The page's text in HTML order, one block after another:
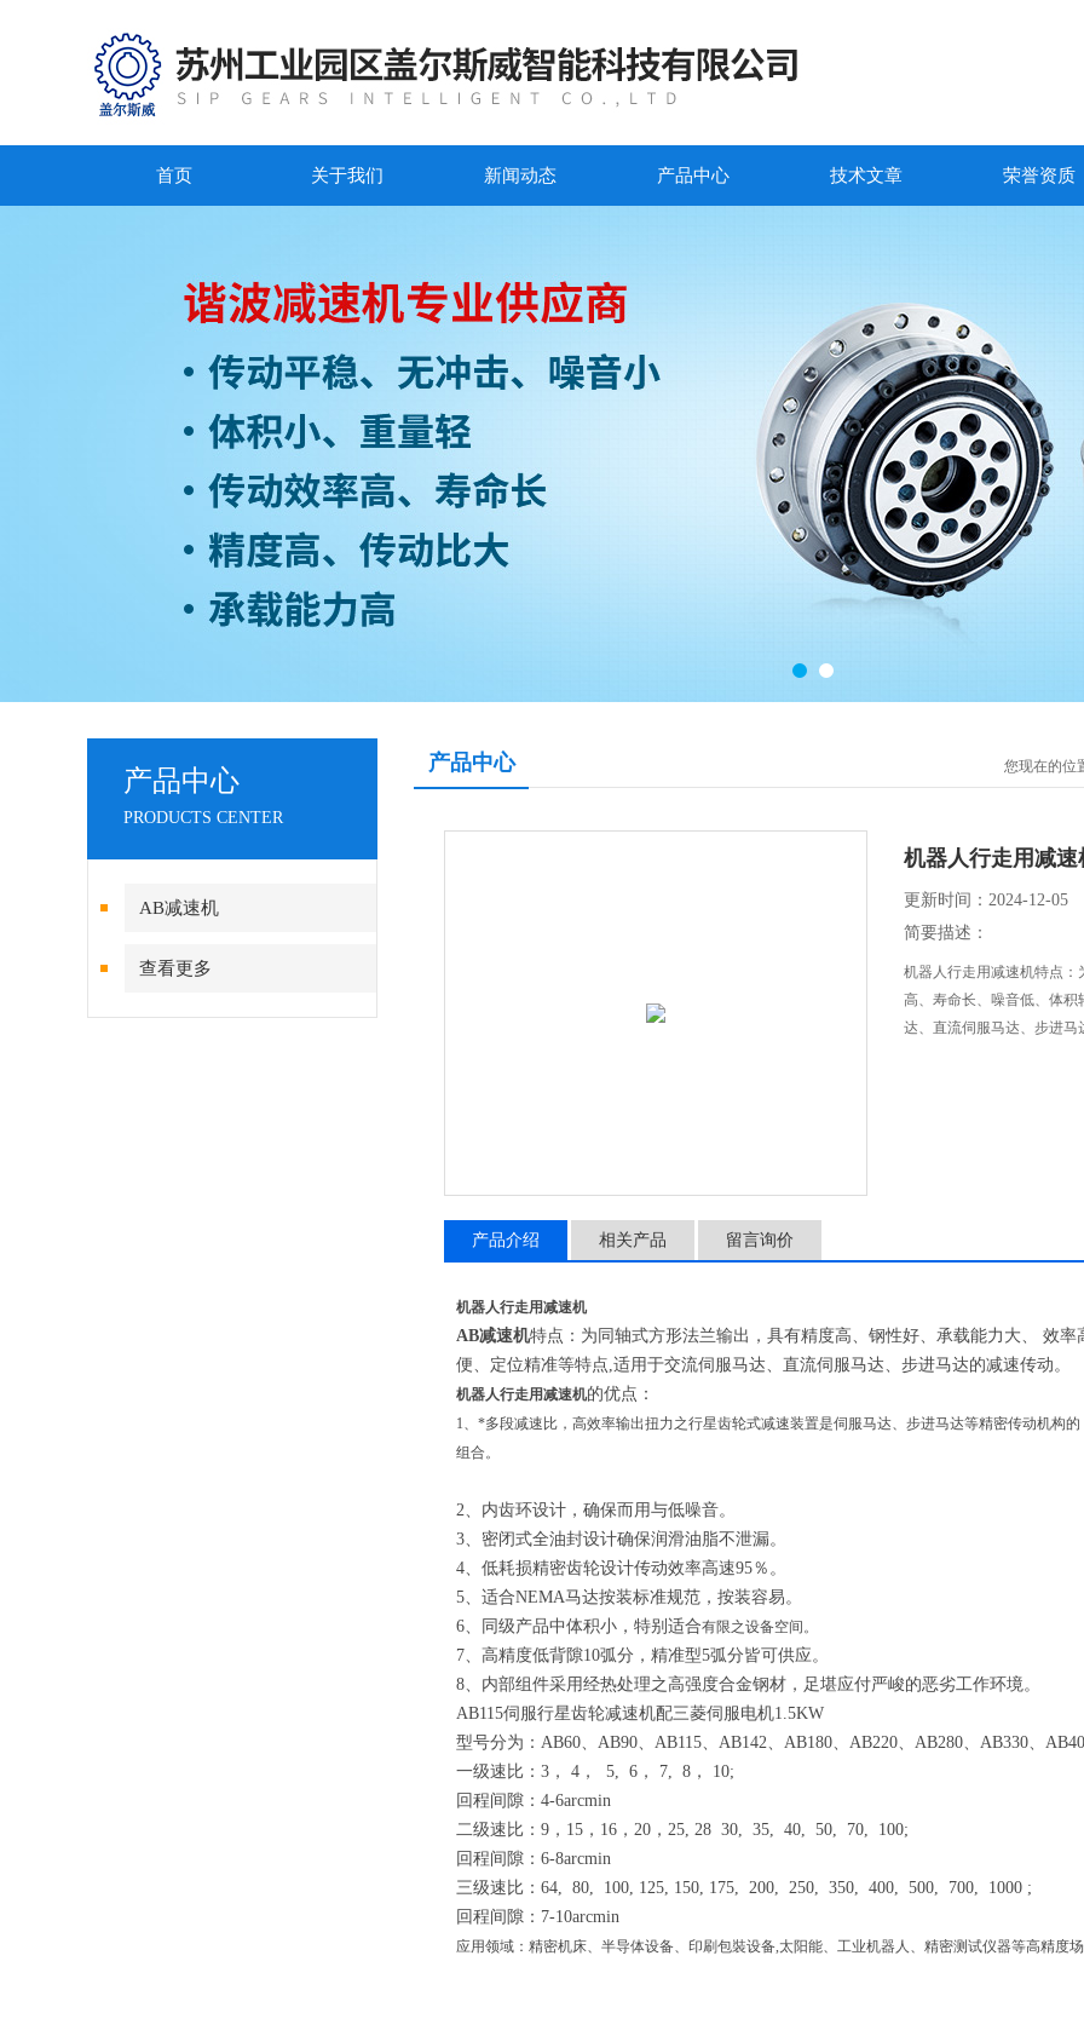
首页 关于我们 新闻动态 产品中心 技术文章 荣誉资质
产品中心
PRODUCTS CENTER
AB减速机
查看更多
产品中心 您现在的位
机器人行走用减速
更新时间：2024-12-05
简要描述：
机器人行走用减速机特点
高、寿命长、噪音低、体积
达、直流伺服马达、步进马
产品介绍 相关产品 留言询价
机器人行走用减速机
AB减速机特点：为同轴式方形法兰输出，具有精度高、钢性好、承载能力大、 效
便、定位精准等特点,适用于交流伺服马达、直流伺服马达、步进马达的减速传动。
机器人行走用减速机的优点：
1、*多段减速比，高效率输出扭力之行星齿轮式减速装置是伺服马达、步进马达等精密传动机构的
组合。
2、 内齿环设计，确保而用与低噪音。
3、密闭式全油封设计确保润滑油脂不泄漏。
4、低耗损精密齿轮设计传动效率高速95％。
5、适合NEMA马达按装标准规范，按装容易。
6、同级产品中体积小，特别适合有限之设备空间。
7、高精度低背隙10弧分，精准型5弧分皆可供应。
8、内部组件采用经热处理之高强度合金钢材，足堪应付严峻的恶劣工作环境。
AB115伺服行星齿轮减速机配三菱伺服电机1.5KW
型号分为：AB60、AB90、AB115、AB142、AB180、AB220、AB280、AB330、
一级速比：3， 4， 5, 6， 7, 8， 10;
回程间隙：4-6arcmin
二级速比：9，15，16，20，25, 28 30, 35, 40, 50, 70, 100;
回程间隙：6-8arcmin
三级速比：64, 80, 100, 125, 150, 175, 200, 250, 350, 400, 500, 700, 1000 ;
回程间隙：7-10arcmin
应用领域：精密机床、半导体设备、印刷包裝设备,太阳能、工业机器人、精密测试仪器等高精度场